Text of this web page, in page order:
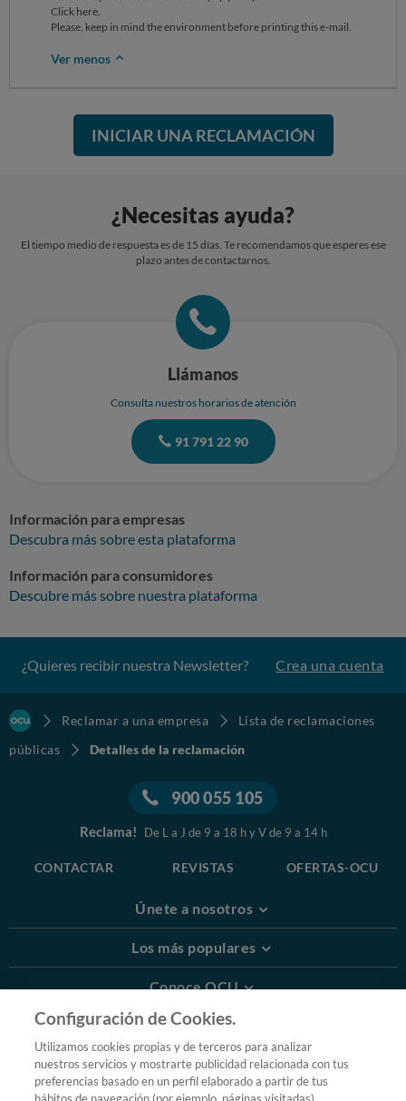
Click here.
Please, keep in mind the environment before printing this e-mail.
Ver menos
INICIAR UNA RECLAMACIÓN
¿Necesitas ayuda?
El tiempo medio de respuesta es de 15 días. Te recomendamos que esperes ese
plazo antes de contactarnos.
Llámanos
Consulta nuestros horarios de atención
91 791 22 90
Información para empresas
Descubra más sobre esta plataforma
Información para consumidores
Descubre más sobre nuestra plataforma
¿Quieres recibir nuestra Newsletter? Crea una cuenta
Reclamar a una empresa
Lista de reclamaciones
públicas
Detalles de la reclamación
900 055 105
Reclama! De L a J de 9 a 18 h y V de 9 a 14 h
CONTACTAR REVISTAS OFERTAS-OCU
Únete a nosotros
Los más populares
Conoce OCU
Más Información
© 2026 OCU
Condiciones generales de contratación de OCU
Configuración de Cookies.
Utilizamos cookies propias y de terceros para analizar
nuestros servicios y mostrarte publicidad relacionada con tus
preferencias basado en un perfil elaborado a partir de tus